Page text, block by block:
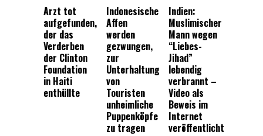
Arzt tot
aufgefunden,
der das
Verderben
der Clinton
Foundation
in Haiti
enthüllte
Indonesische
Affen
werden
gezwungen,
zur
Unterhaltung
von
Touristen
unheimliche
Puppenköpfe
zu tragen
Indien:
Muslimischer
Mann wegen
“Liebes-
Jihad”
lebendig
verbrannt –
Video als
Beweis im
Internet
veröffentlicht